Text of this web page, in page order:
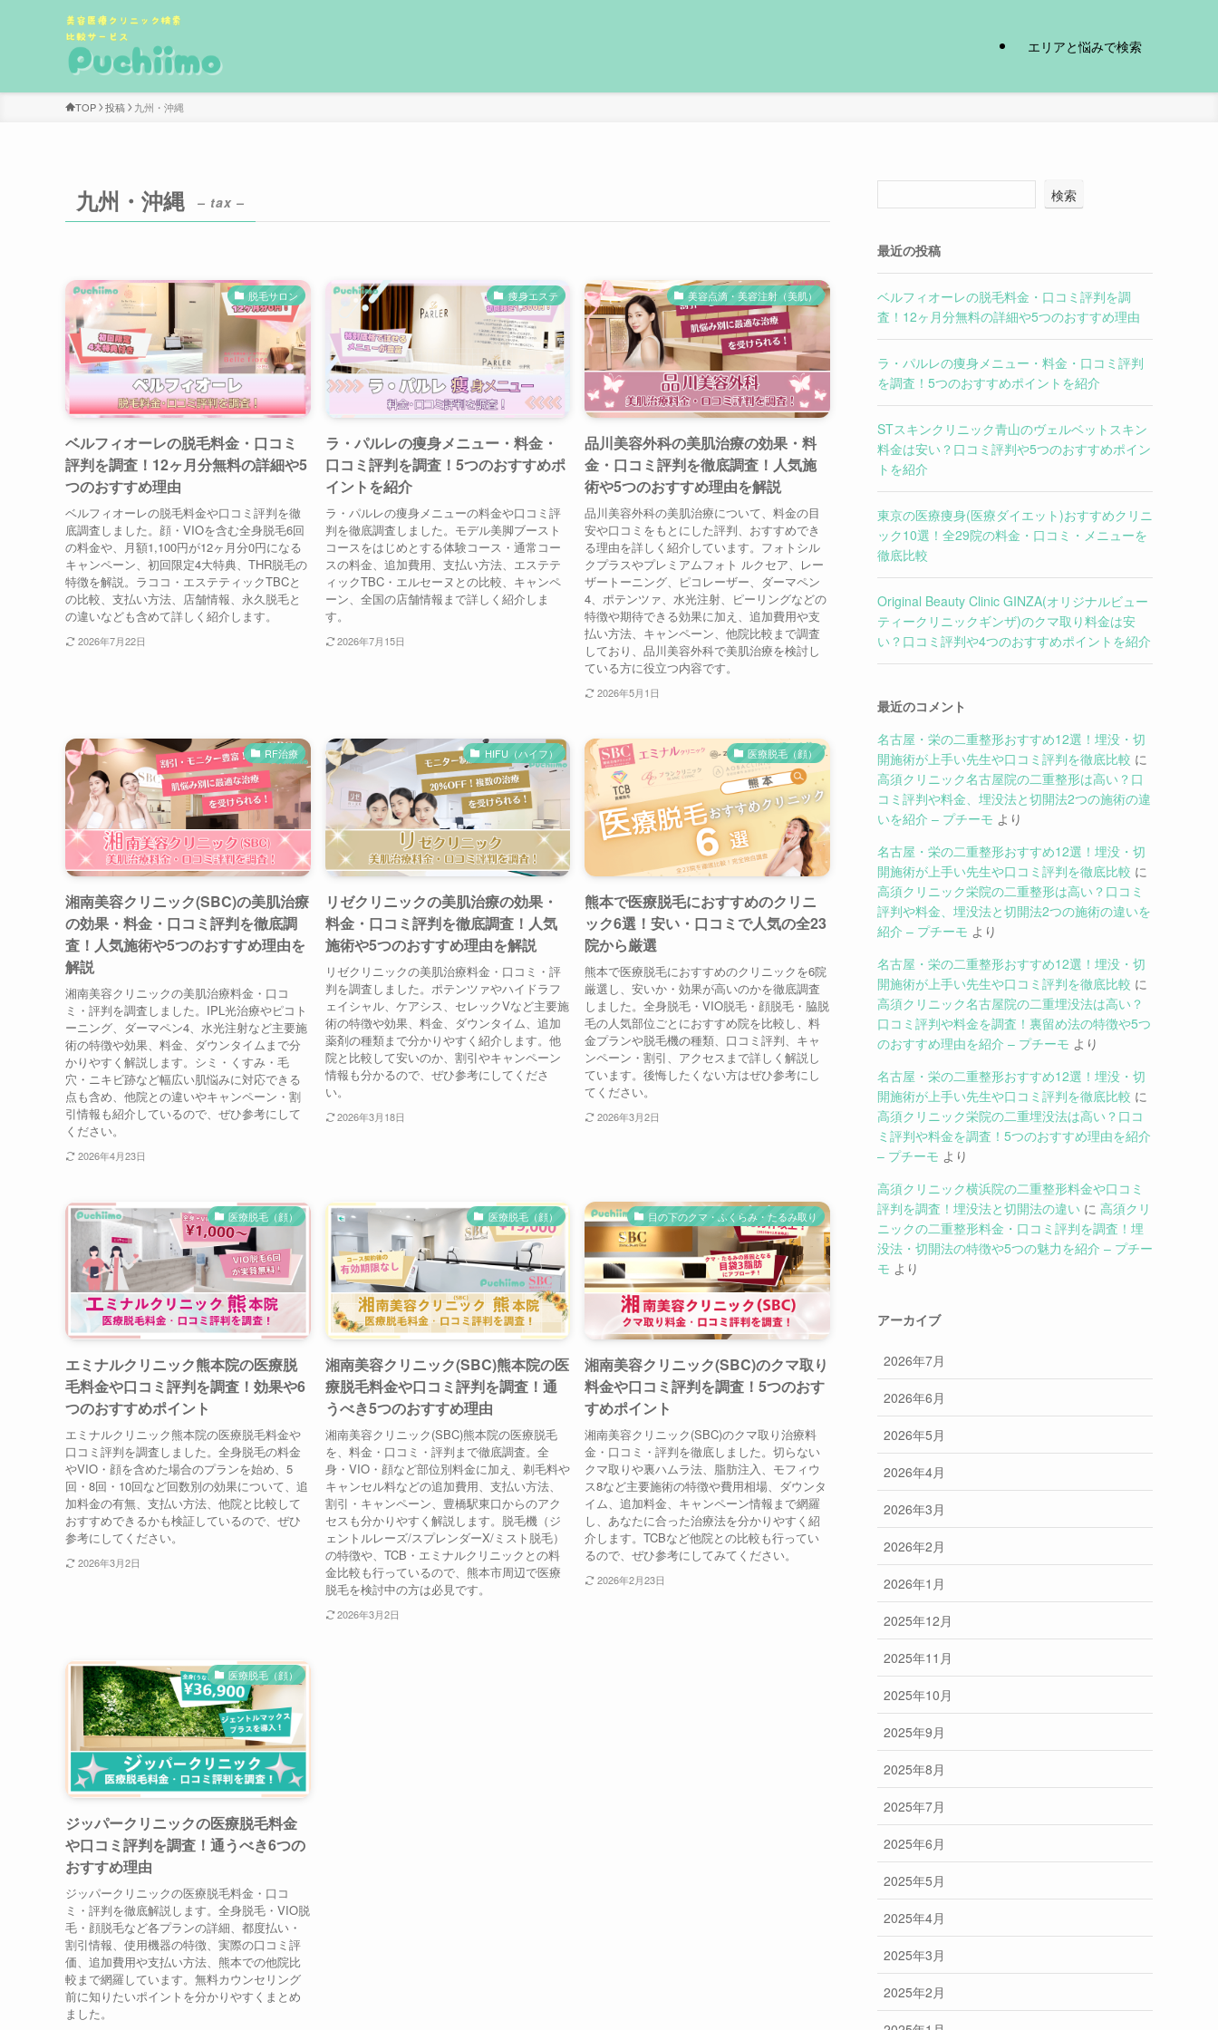
エリアと悩みで検索
TOP 投稿 九州・沖縄
九州・沖縄 – tax –
脱毛サロン
ベルフィオーレの脱毛料金・口コミ
評判を調査！12ヶ月分無料の詳細や5
つのおすすめ理由
ベルフィオーレの脱毛料金や口コミ評判を徹
底調査しました。顔・VIOを含む全身脱毛6回
の料金や、月額1,100円が12ヶ月分0円になる
キャンペーン、初回限定4大特典、THR脱毛の
特徴を解説。ラココ・エステティックTBCと
の比較、支払い方法、店舗情報、永久脱毛と
の違いなども含めて詳しく紹介します。
2026年7月22日
痩身エステ
ラ・パルレの痩身メニュー・料金・
口コミ評判を調査！5つのおすすめポ
イントを紹介
ラ・パルレの痩身メニューの料金や口コミ評
判を徹底調査しました。モデル美脚ブースト
コースをはじめとする体験コース・通常コー
スの料金、追加費用、支払い方法、エステテ
ィックTBC・エルセーヌとの比較、キャンペ
ーン、全国の店舗情報まで詳しく紹介しま
す。
2026年7月15日
美容点滴・美容注射（美肌）
品川美容外科の美肌治療の効果・料
金・口コミ評判を徹底調査！人気施
術や5つのおすすめ理由を解説
品川美容外科の美肌治療について、料金の目
安や口コミをもとにした評判、おすすめでき
る理由を詳しく紹介しています。フォトシル
クプラスやプレミアムフォト ルクセア、レー
ザートーニング、ピコレーザー、ダーマペン
4、ポテンツァ、水光注射、ピーリングなどの
特徴や期待できる効果に加え、追加費用や支
払い方法、キャンペーン、他院比較まで調査
しており、品川美容外科で美肌治療を検討し
ている方に役立つ内容です。
2026年5月1日
RF治療
湘南美容クリニック(SBC)の美肌治療
の効果・料金・口コミ評判を徹底調
査！人気施術や5つのおすすめ理由を
解説
湘南美容クリニックの美肌治療料金・口コ
ミ・評判を調査しました。IPL光治療やピコト
ーニング、ダーマペン4、水光注射など主要施
術の特徴や効果、料金、ダウンタイムまで分
かりやすく解説します。シミ・くすみ・毛
穴・ニキビ跡など幅広い肌悩みに対応できる
点も含め、他院との違いやキャンペーン・割
引情報も紹介しているので、ぜひ参考にして
ください。
2026年4月23日
HIFU（ハイフ）
リゼクリニックの美肌治療の効果・
料金・口コミ評判を徹底調査！人気
施術や5つのおすすめ理由を解説
リゼクリニックの美肌治療料金・口コミ・評
判を調査しました。ポテンツァやハイドラフ
ェイシャル、ケアシス、セレックVなど主要施
術の特徴や効果、料金、ダウンタイム、追加
薬剤の種類まで分かりやすく紹介します。他
院と比較して安いのか、割引やキャンペーン
情報も分かるので、ぜひ参考にしてくださ
い。
2026年3月18日
医療脱毛（顔）
熊本で医療脱毛におすすめのクリニ
ック6選！安い・口コミで人気の全23
院から厳選
熊本で医療脱毛におすすめのクリニックを6院
厳選し、安いか・効果が高いのかを徹底調査
しました。全身脱毛・VIO脱毛・顔脱毛・脇脱
毛の人気部位ごとにおすすめ院を比較し、料
金プランや脱毛機の種類、口コミ評判、キャ
ンペーン・割引、アクセスまで詳しく解説し
ています。後悔したくない方はぜひ参考にし
てください。
2026年3月2日
医療脱毛（顔）
エミナルクリニック熊本院の医療脱
毛料金や口コミ評判を調査！効果や6
つのおすすめポイント
エミナルクリニック熊本院の医療脱毛料金や
口コミ評判を調査しました。全身脱毛の料金
やVIO・顔を含めた場合のプランを始め、5
回・8回・10回など回数別の効果について、追
加料金の有無、支払い方法、他院と比較して
おすすめできるかも検証しているので、ぜひ
参考にしてください。
2026年3月2日
医療脱毛（顔）
湘南美容クリニック(SBC)熊本院の医
療脱毛料金や口コミ評判を調査！通
うべき5つのおすすめ理由
湘南美容クリニック(SBC)熊本院の医療脱毛
を、料金・口コミ・評判まで徹底調査。全
身・VIO・顔など部位別料金に加え、剃毛料や
キャンセル料などの追加費用、支払い方法、
割引・キャンペーン、豊橋駅東口からのアク
セスも分かりやすく解説します。脱毛機（ジ
ェントルレーズ/スプレンダーX/ミスト脱毛）
の特徴や、TCB・エミナルクリニックとの料
金比較も行っているので、熊本市周辺で医療
脱毛を検討中の方は必見です。
2026年3月2日
目の下のクマ・ふくらみ・たるみ取り
湘南美容クリニック(SBC)のクマ取り
料金や口コミ評判を調査！5つのおす
すめポイント
湘南美容クリニック(SBC)のクマ取り治療料
金・口コミ・評判を徹底しました。切らない
クマ取りや裏ハムラ法、脂肪注入、モフィウ
ス8など主要施術の特徴や費用相場、ダウンタ
イム、追加料金、キャンペーン情報まで網羅
し、あなたに合った治療法を分かりやすく紹
介します。TCBなど他院との比較も行ってい
るので、ぜひ参考にしてみてください。
2026年2月23日
医療脱毛（顔）
ジッパークリニックの医療脱毛料金
や口コミ評判を調査！通うべき6つの
おすすめ理由
ジッパークリニックの医療脱毛料金・口コ
ミ・評判を徹底解説します。全身脱毛・VIO脱
毛・顔脱毛など各プランの詳細、都度払い・
割引情報、使用機器の特徴、実際の口コミ評
価、追加費用や支払い方法、熊本での他院比
較まで網羅しています。無料カウンセリング
前に知りたいポイントを分かりやすくまとめ
ました。
検索
最近の投稿
ベルフィオーレの脱毛料金・口コミ評判を調
査！12ヶ月分無料の詳細や5つのおすすめ理由
ラ・パルレの痩身メニュー・料金・口コミ評判
を調査！5つのおすすめポイントを紹介
STスキンクリニック青山のヴェルベットスキン
料金は安い？口コミ評判や5つのおすすめポイン
トを紹介
東京の医療痩身(医療ダイエット)おすすめクリニ
ック10選！全29院の料金・口コミ・メニューを
徹底比較
Original Beauty Clinic GINZA(オリジナルビュー
ティークリニックギンザ)のクマ取り料金は安
い？口コミ評判や4つのおすすめポイントを紹介
最近のコメント
名古屋・栄の二重整形おすすめ12選！埋没・切
開施術が上手い先生や口コミ評判を徹底比較 に
高須クリニック名古屋院の二重整形は高い？口
コミ評判や料金、埋没法と切開法2つの施術の違
いを紹介 – プチーモ より
名古屋・栄の二重整形おすすめ12選！埋没・切
開施術が上手い先生や口コミ評判を徹底比較 に
高須クリニック栄院の二重整形は高い？口コミ
評判や料金、埋没法と切開法2つの施術の違いを
紹介 – プチーモ より
名古屋・栄の二重整形おすすめ12選！埋没・切
開施術が上手い先生や口コミ評判を徹底比較 に
高須クリニック名古屋院の二重埋没法は高い？
口コミ評判や料金を調査！裏留め法の特徴や5つ
のおすすめ理由を紹介 – プチーモ より
名古屋・栄の二重整形おすすめ12選！埋没・切
開施術が上手い先生や口コミ評判を徹底比較 に
高須クリニック栄院の二重埋没法は高い？口コ
ミ評判や料金を調査！5つのおすすめ理由を紹介
– プチーモ より
高須クリニック横浜院の二重整形料金や口コミ
評判を調査！埋没法と切開法の違い に 高須クリ
ニックの二重整形料金・口コミ評判を調査！埋
没法・切開法の特徴や5つの魅力を紹介 – プチー
モ より
アーカイブ
2026年7月
2026年6月
2026年5月
2026年4月
2026年3月
2026年2月
2026年1月
2025年12月
2025年11月
2025年10月
2025年9月
2025年8月
2025年7月
2025年6月
2025年5月
2025年4月
2025年3月
2025年2月